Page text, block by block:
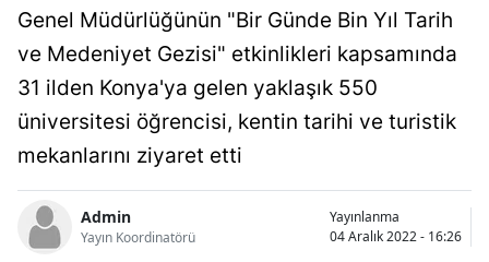
Artvin
Aydın
Bingöl
Bitlis
Genel Müdürlüğünün "Bir Günde Bin Yıl Tarih
ve Medeniyet Gezisi" etkinlikleri kapsamında
31 ilden Konya'ya gelen yaklaşık 550
üniversitesi öğrencisi, kentin tarihi ve turistik
mekanlarını ziyaret etti
Admin
Yayın Koordinatörü
Yayınlanma
04 Aralık 2022 - 16:26